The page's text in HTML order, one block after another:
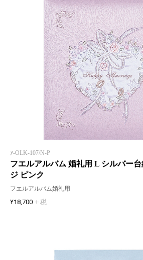
ｱ-OLK-107/N-P
フエルアルバム 婚礼用 L シルバー
ジ ピンク
フエルアルバム婚礼用
¥18,700 + 税